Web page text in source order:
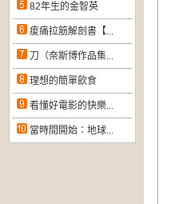
82年生的金智英
痠痛拉筋解剖書【...
刀（奈斯博作品集...
理想的簡單飲食
看懂好電影的快樂...
當時間開始：地球...